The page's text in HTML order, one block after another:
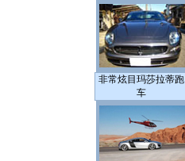
非常炫目玛莎拉蒂跑
车